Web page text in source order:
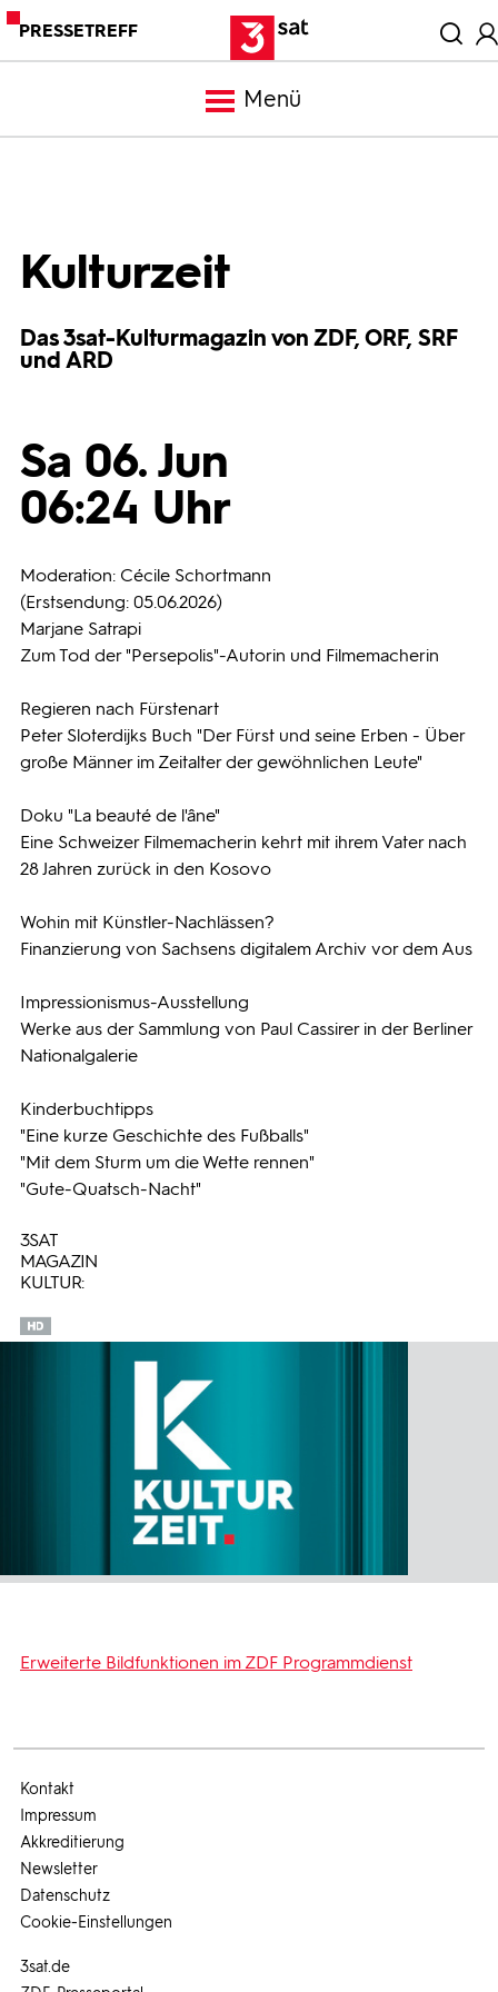
PRESSETREFF
Menü
Bilder
Kulturzeit
Das 3sat-Kulturmagazin von ZDF, ORF, SRF
und ARD
Sa 06. Jun
06:24 Uhr
Moderation: Cécile Schortmann
(Erstsendung: 05.06.2026)
Marjane Satrapi
Zum Tod der "Persepolis"-Autorin und Filmemacherin
Regieren nach Fürstenart
Peter Sloterdijks Buch "Der Fürst und seine Erben - Über
große Männer im Zeitalter der gewöhnlichen Leute"
Doku "La beauté de l'âne"
Eine Schweizer Filmemacherin kehrt mit ihrem Vater nach
28 Jahren zurück in den Kosovo
Wohin mit Künstler-Nachlässen?
Finanzierung von Sachsens digitalem Archiv vor dem Aus
Impressionismus-Ausstellung
Werke aus der Sammlung von Paul Cassirer in der Berliner
Nationalgalerie
Kinderbuchtipps
"Eine kurze Geschichte des Fußballs"
"Mit dem Sturm um die Wette rennen"
"Gute-Quatsch-Nacht"
3SAT
MAGAZIN
KULTUR:
Erweiterte Bildfunktionen im ZDF Programmdienst
3sat.de
Kontakt
Impressum
Akkreditierung
Newsletter
Datenschutz
Cookie-Einstellungen